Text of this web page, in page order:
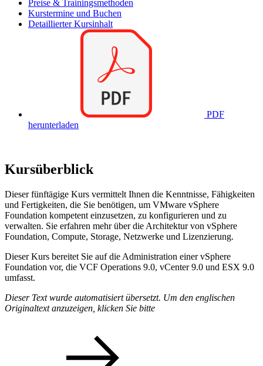
Preise & Trainingsmethoden
Kurstermine und Buchen
Detaillierter Kursinhalt
PDF
herunterladen
Kursüberblick
Dieser fünftägige Kurs vermittelt Ihnen die Kenntnisse, Fähigkeiten
und Fertigkeiten, die Sie benötigen, um VMware vSphere
Foundation kompetent einzusetzen, zu konfigurieren und zu
verwalten. Sie erfahren mehr über die Architektur von vSphere
Foundation, Compute, Storage, Netzwerke und Lizenzierung.
Dieser Kurs bereitet Sie auf die Administration einer vSphere
Foundation vor, die VCF Operations 9.0, vCenter 9.0 und ESX 9.0
umfasst.
Dieser Text wurde automatisiert übersetzt. Um den englischen
Originaltext anzuzeigen, klicken Sie bitte